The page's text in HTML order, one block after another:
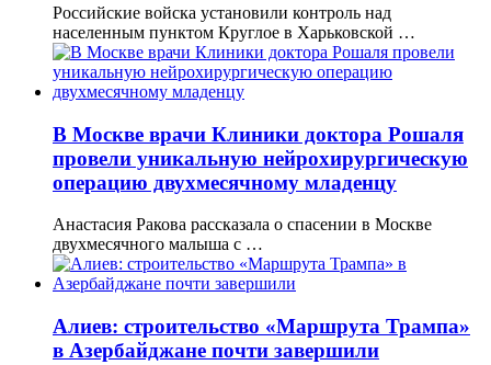
Российские войска установили контроль над
населенным пунктом Круглое в Харьковской …
В Москве врачи Клиники доктора Рошаля
провели уникальную нейрохирургическую
операцию двухмесячному младенцу
Анастасия Ракова рассказала о спасении в Москве
двухмесячного малыша с …
Алиев: строительство «Маршрута Трампа»
в Азербайджане почти завершили